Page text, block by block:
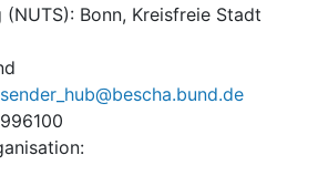
(NUTS): Bonn, Kreisfreie Stadt
: